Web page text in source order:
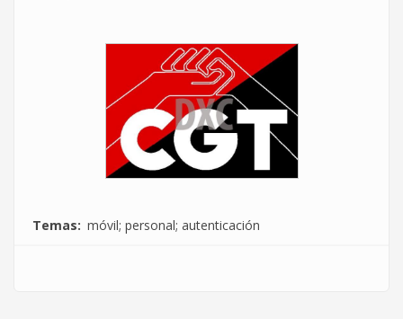
Temas móvil; personal; autenticación